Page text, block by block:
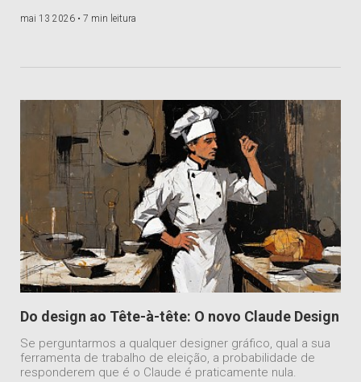
mai 13 2026 • 7 min leitura
Do design ao Tête-à-tête: O novo Claude Design
Se perguntarmos a qualquer designer gráfico, qual a sua
ferramenta de trabalho de eleição, a probabilidade de
responderem que é o Claude é praticamente nula.